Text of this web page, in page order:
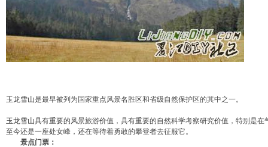
玉龙雪山是最早被列为国家重点风景名胜区和省级自然保护区的其中之一。
玉龙雪山具有重要的风景旅游价值，具有重要的自然科学考察研究价值，特别是
至今还是一座处女峰，还在等待着勇敢的攀登者去征服它。
景点门票：